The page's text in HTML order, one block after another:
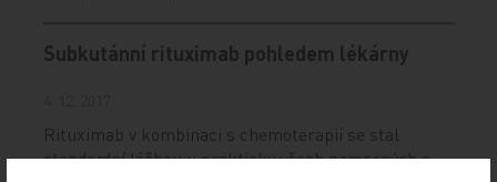
Subkutánní rituximab pohledem lékárny
Rituximab v kombinaci s chemoterapií se stal
standardní léčbou u prakticky všech nemocných s